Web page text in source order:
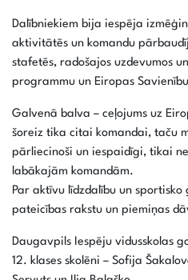
Dalībniekiem bija iespēja
aktivitātēs un komandu
stafetēs, radošajos uzdevumos
programmu un Eiropas
Galvenā balva – ceļojums uz
šoreiz tika citai komandai, taču
pārliecinoši un iespaidīgi, tikai
labākajām komandām.
Par aktīvu līdzdalību un
pateicības rakstu un piemiņas
Daugavpils Iespēju vidusskolas
12. klases skolēni – Sofija